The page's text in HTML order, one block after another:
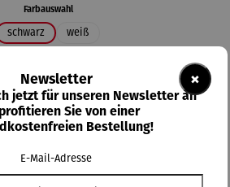
Farbauswahlauswählen
schwarz weiß
5XL L M
XS
XXS
×
Newsletter
jetzt für unseren Newsletter an
Sie von einer
Bestellung!
E-Mail-Adresse